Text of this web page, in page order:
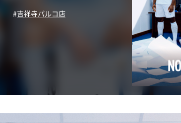
吉祥寺パルコ店